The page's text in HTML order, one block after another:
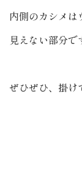
内側のカシメは
見えない部分
ぜひぜひ、掛け